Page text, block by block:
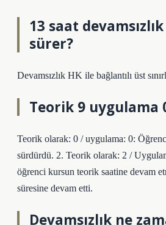
13 saat
sürer?
Devamsızlık HK ile bağlantılı üst
Teorik 9 uygulama
Teorik olarak: 0 / uygulama: 0:
sürdürdü. 2. Teorik olarak: 2 /
öğrenci kursun teorik saatine devam
süresine devam etti.
Devamsızlık ne